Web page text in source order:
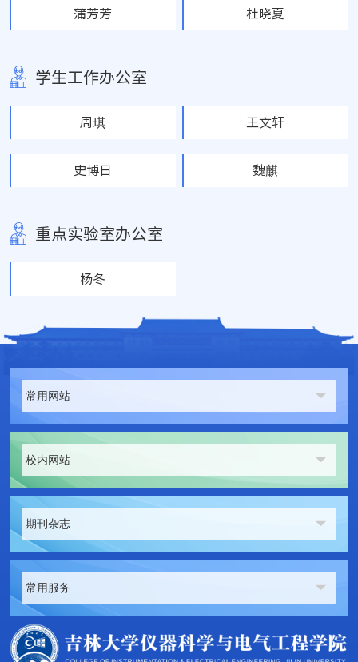
蒲芳芳 杜晓夏
学生工作办公室
周琪 王文轩
史博日 魏麒
重点实验室办公室
杨冬
常用网站
校内网站
期刊杂志
常用服务